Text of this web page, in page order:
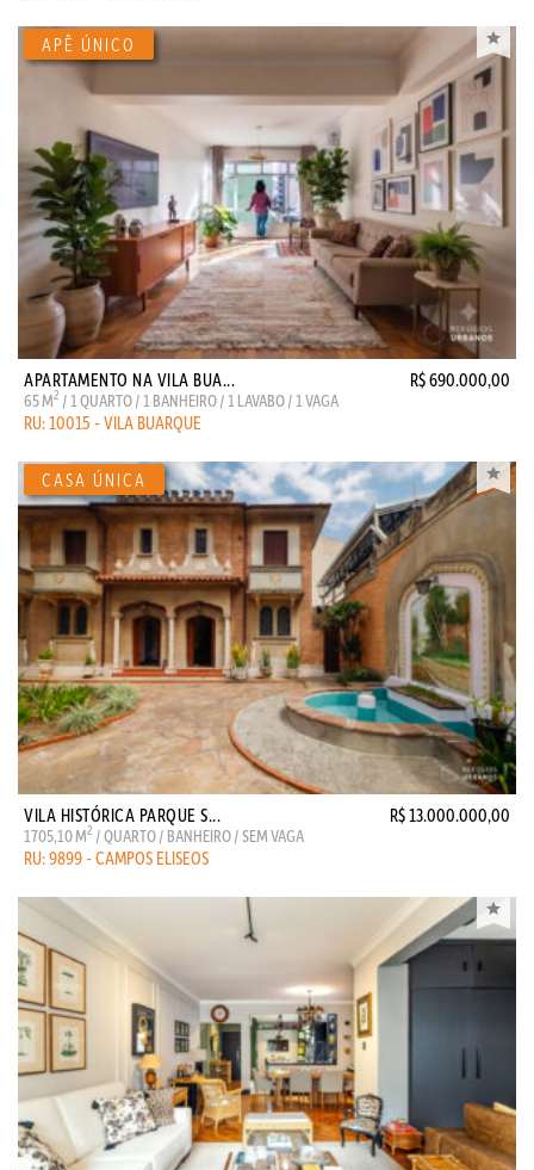
APARTAMENTO NA VILA BUA... R$ 690.000,00
65 M2 / 1 QUARTO / 1 BANHEIRO / 1 LAVABO / 1 VAGA
RU: 10015 - VILA BUARQUE
VILA HISTÓRICA PARQUE S... R$ 13.000.000,00
1705,10 M2 / QUARTO / BANHEIRO / SEM VAGA
RU: 9899 - CAMPOS ELISEOS